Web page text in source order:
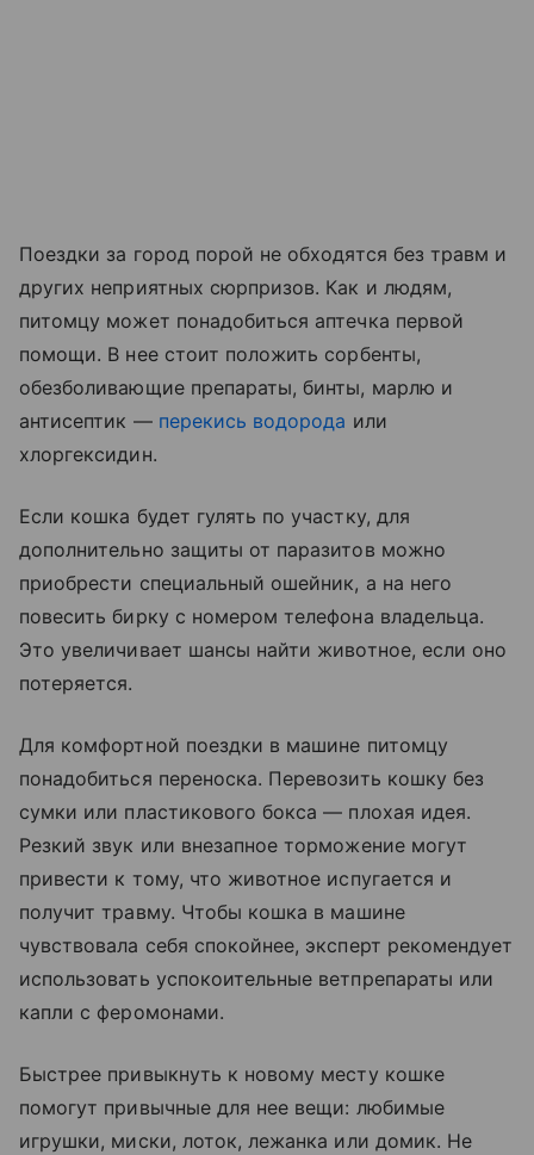
Поездки за город порой не обходятся без травм и
других неприятных сюрпризов. Как и людям,
питомцу может понадобиться аптечка первой
помощи. В нее стоит положить сорбенты,
обезболивающие препараты, бинты, марлю и
антисептик — перекись водорода или
хлоргексидин.
Если кошка будет гулять по участку, для
дополнительно защиты от паразитов можно
приобрести специальный ошейник, а на него
повесить бирку с номером телефона владельца.
Это увеличивает шансы найти животное, если оно
потеряется.
Для комфортной поездки в машине питомцу
понадобиться переноска. Перевозить кошку без
сумки или пластикового бокса — плохая идея.
Резкий звук или внезапное торможение могут
привести к тому, что животное испугается и
получит травму. Чтобы кошка в машине
чувствовала себя спокойнее, эксперт рекомендует
использовать успокоительные ветпрепараты или
капли с феромонами.
Быстрее привыкнуть к новому месту кошке
помогут привычные для нее вещи: любимые
игрушки, миски, лоток, лежанка или домик. Не